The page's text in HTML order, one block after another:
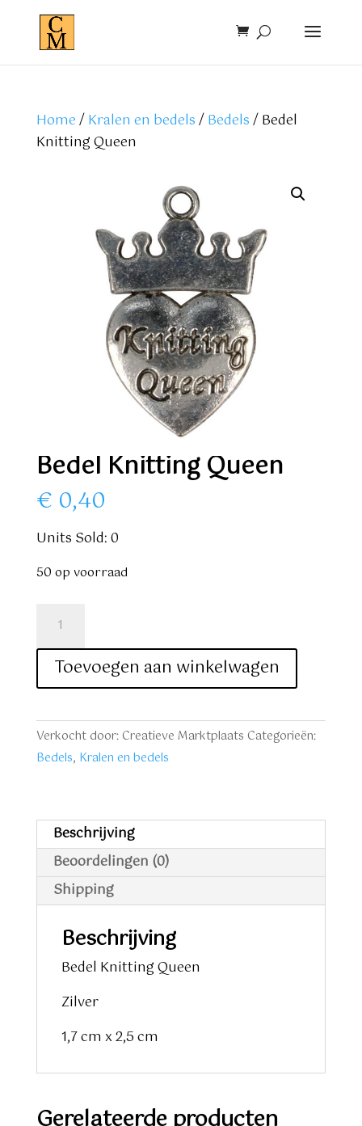
Home/Kralen en bedels/Bedels/ Bedel
Knitting Queen
Bedel Knitting Queen
€ 0,40
Units Sold: 0
50 op voorraad
Knitting
Queen
aantal
Toevoegen aan winkelwagen
Verkocht door: Creatieve Marktplaats Categorieën:
Bedels, Kralen en bedels
Beschrijving
Beoordelingen (0)
Shipping
Beschrijving
Bedel Knitting Queen
Zilver
1,7 cm x 2,5 cm